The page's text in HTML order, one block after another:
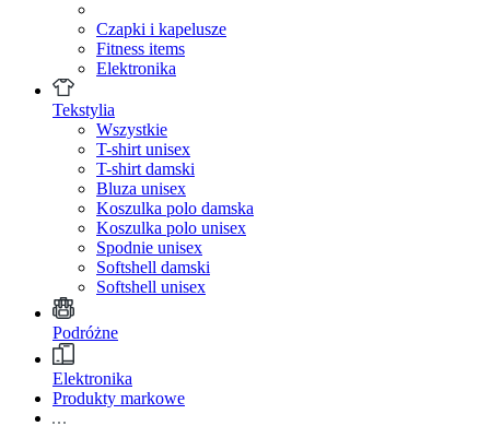
Czapki i kapelusze
Fitness items
Elektronika
Tekstylia
Wszystkie
T-shirt unisex
T-shirt damski
Bluza unisex
Koszulka polo damska
Koszulka polo unisex
Spodnie unisex
Softshell damski
Softshell unisex
Podróżne
Elektronika
Produkty markowe